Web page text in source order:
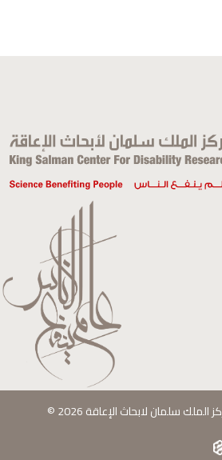
سلمان لابحاث الإعاقة 2026 ©